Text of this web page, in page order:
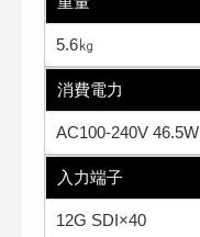
5.6㎏
消費電力
AC100-240V 46.5W
入力端子
12G SDI×40